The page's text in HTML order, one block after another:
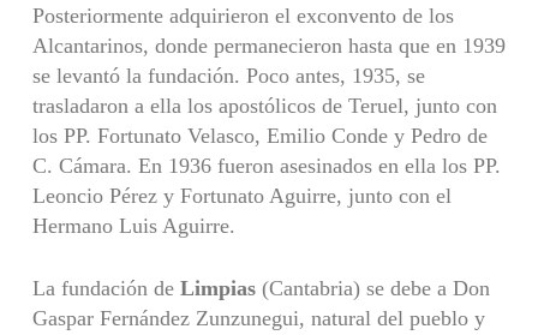
Posteriormente adquirieron el exconvento de los
Alcantarinos, donde permanecieron hasta que en 1939
se levantó la fundación. Poco antes, 1935, se
trasladaron a ella los apostólicos de Teruel, junto con
los PP. Fortunato Velasco, Emilio Conde y Pedro de
C. Cámara. En 1936 fueron asesinados en ella los PP.
Leoncio Pérez y Fortunato Aguirre, junto con el
Hermano Luis Aguirre.
La fundación de Limpias(Cantabria) se debe a Don
Gaspar Fernández Zunzunegui, natural del pueblo y